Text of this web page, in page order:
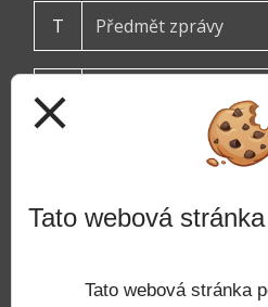
T
close
Tato webová
Tato webová stránka